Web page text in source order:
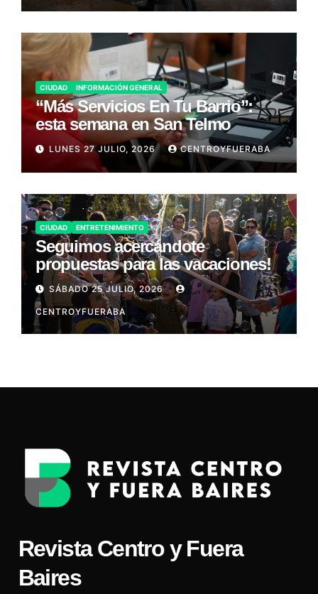
CIUDAD INFORMACIÓN GENERAL
“Más Servicios En Tu Barrio”:
esta semana en San Telmo
LUNES 27 JULIO, 2026 CENTROYFUERABA
CIUDAD ENTRETENIMIENTO
Seguimos acercándote
propuestas para las vacaciones!
SÁBADO 25 JULIO, 2026
CENTROYFUERABA
Revista Centro y Fuera
Baires